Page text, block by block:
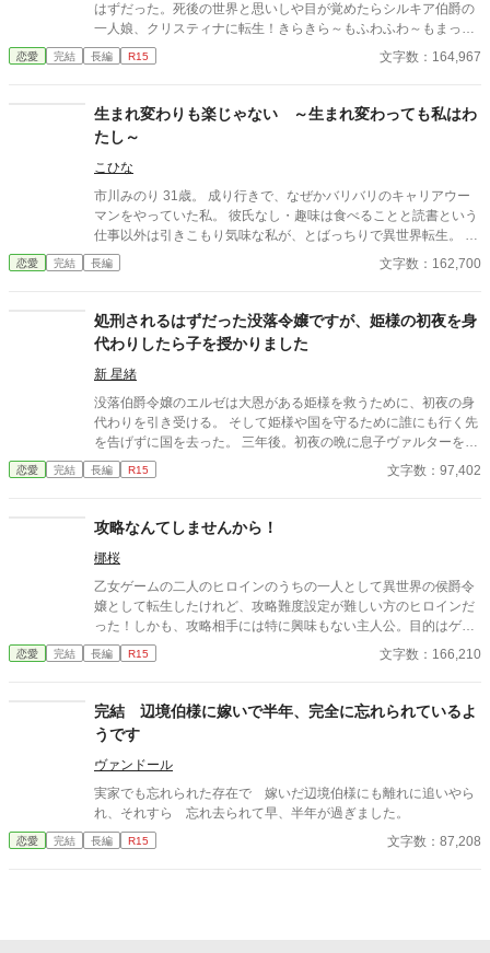
はずだった。死後の世界と思いしや目が覚めたらシルキア伯爵の
一人娘、クリスティナに転生！きらきら～もふわふわ～もまった
く興味がなく本ばかり読んでいるクリスティナだが幼い頃のお茶
会での暴走で王子に気に入られ婚約者候補にされてしまう。つま
っていたが、シルキア家に養女が来た時からクリスティナの知ら
ぬところで運命が動き出す。気がついた時には退学処分、伯爵家
追放、婚約者候補からの除外…―― それでもクリスティナはやっ
と人生が楽しくなってきた！と前を向いて生きていく。 ※本編完
結してます。たまに番外編などを更新してます。
恋愛 完結 長編 R15 文字数：164,967
生まれ変わりも楽じゃない ～生まれ変わっても私はわ
たし～
こひな
市川みのり 31歳。 成り行きで、なぜかバリバリのキャリアウー
マンをやっていた私。 彼氏なし・趣味は食べることと読書という
仕事以外は引きこもり気味な私が、とばっちりで異世界転生。 貴
族令嬢となり、四苦八苦しつつ異世界を生き抜くお話です。 ※い
つも読んで頂きありがとうございます。誤字脱字のご指摘ありが
恋愛 完結 長編 文字数：162,700
処刑されるはずだった没落令嬢ですが、姫様の初夜を身
代わりしたら子を授かりました
新 星緒
没落伯爵令嬢のエルゼは大恩がある姫様を救うために、初夜の身
代わりを引き受ける。 そして姫様や国を守るために誰にも行く先
を告げずに国を去った。 三年後。初夜の晩に息子ヴァルターを授
かっていたエルゼは、ひっそりと暮らしていた。ところが元婚約
者に拉致られて、あわやというところに初夜の相手であるハイン
「初夜の相手が君だと最初からわかっていたが？」 ――身代わり
初夜から始まる、純愛溺愛執着愛のお話！
恋愛 完結 長編 R15 文字数：97,402
攻略なんてしませんから！
梛桜
乙女ゲームの二人のヒロインのうちの一人として異世界の侯爵令
嬢として転生したけれど、攻略難度設定が難しい方のヒロインだ
った！しかも、攻略相手には特に興味もない主人公。目的はゲー
ムの中でのモフモフです！ 【閑話】は此方→http://www.alphapoli
s.co.jp/content/cover/808099598/ 閑話は最初本編の一番下に置
ベリーズカフェ様でも掲載しております。 ＊攻略なんてしません
から！別ルート始めました。 【別ルート】は『攻略より楽しみた
い！』の題名に変更いたしました
恋愛 完結 長編 R15 文字数：166,210
完結 辺境伯様に嫁いで半年、完全に忘れられているよ
うです
ヴァンドール
実家でも忘れられた存在で 嫁いだ辺境伯様にも離れに追いやら
れ、それすら 忘れ去られて早、半年が過ぎました。
恋愛 完結 長編 R15 文字数：87,208